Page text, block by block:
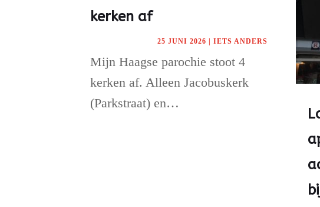
kerken af
25 JUNI 2026 | IETS ANDERS
Mijn Haagse parochie stoot 4
kerken af. Alleen Jacobuskerk
(Parkstraat) en…